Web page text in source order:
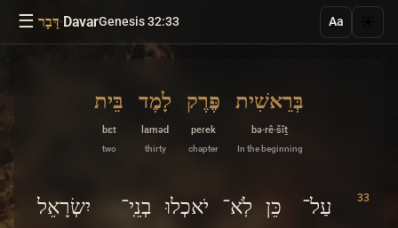
☰ דָּבָר·DavarGenesis 32:33 Aa
בְּרֵאשִׁית
bə·rê·šîṯ
In the beginning
פֶּרֶק
peɾek
chapter
לָמֶד
laməd
thirty
בֵּית
bɛt
two
33 עַל־ כֵּן לֹֽא־ יֹאכְלוּ בְנֵֽי־ יִשְׂרָאֵל